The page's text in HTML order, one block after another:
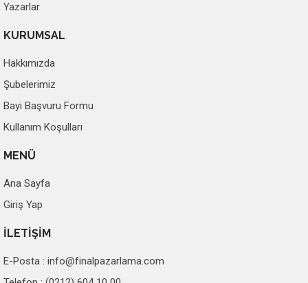
Yazarlar
KURUMSAL
Hakkımızda
Şubelerimiz
Bayi Başvuru Formu
Kullanım Koşulları
MENÜ
Ana Sayfa
Giriş Yap
İLETİŞİM
E-Posta : info@finalpazarlama.com